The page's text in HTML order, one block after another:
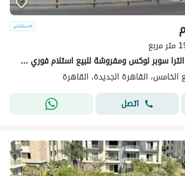
شقة متشطبة بالكامل الترا سوبر لوكس ومفروشة للبيع استلام فوري في كمبوند ميفيدا اعمار التجمع الخامس Mivida Emaar New Cairo
الخامس، القاهرة الجديدة، القاهرة
اتصل